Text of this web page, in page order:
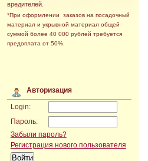
вредителей.
*При оформлении заказов на посадочный
материал и укрывной материал общей
суммой более 40 000 рублей требуется
предоплата от 50%.
Авторизация
Login:
Пароль:
Забыли пароль?
Регистрация нового пользователя